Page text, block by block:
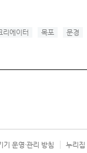
리에이터 목포 문경
기 운영·관리 방침 누리집